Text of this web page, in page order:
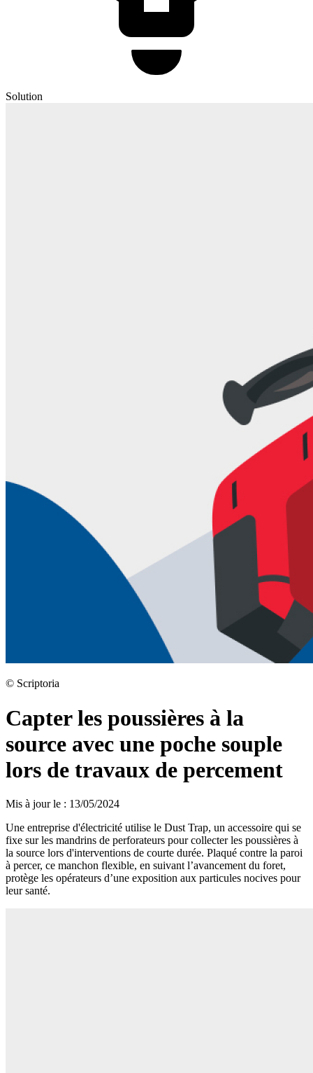
Solution
© Scriptoria
Capter les poussières à la
source avec une poche souple
lors de travaux de percement
Mis à jour le : 13/05/2024
Une entreprise d'électricité utilise le Dust Trap, un accessoire qui se
fixe sur les mandrins de perforateurs pour collecter les poussières à
la source lors d'interventions de courte durée. Plaqué contre la paroi
à percer, ce manchon flexible, en suivant l’avancement du foret,
protège les opérateurs d’une exposition aux particules nocives pour
leur santé.